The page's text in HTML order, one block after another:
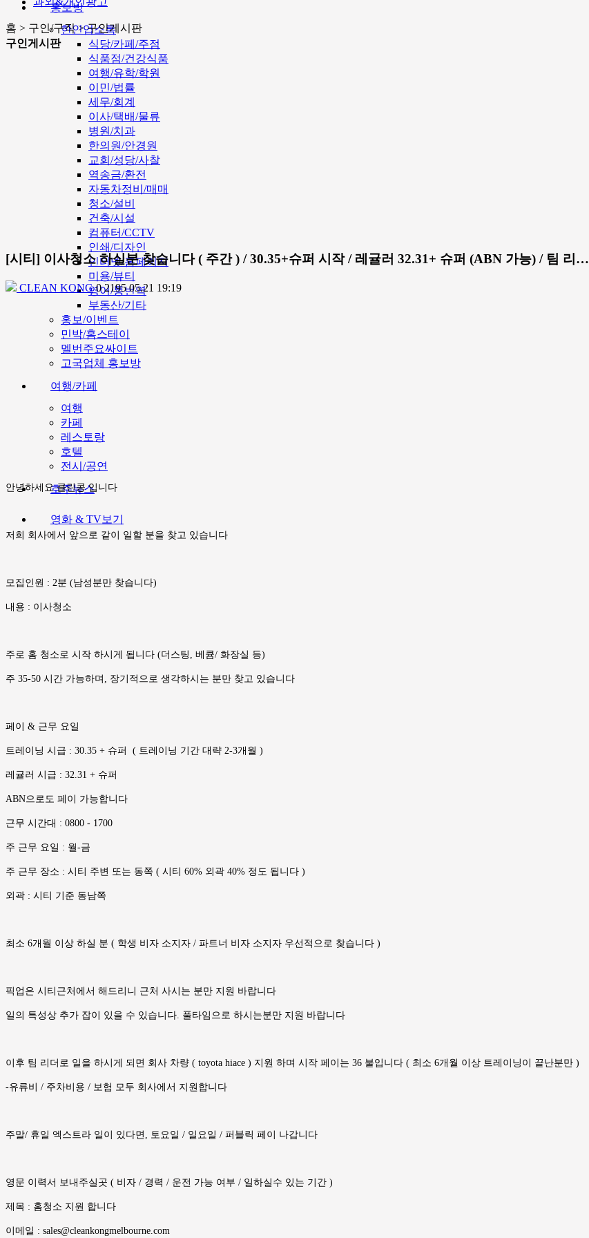
홍보방
한인업소록
식당/카페/주점
식품점/건강식품
여행/유학/학원
이민/법률
세무/회계
이사/택배/물류
병원/치과
한의원/안경원
교회/성당/사찰
역송금/환전
자동차정비/매매
청소/설비
건축/시설
컴퓨터/CCTV
인쇄/디자인
인터넷/홈페이지
미용/뷰티
영어/통번역
부동산/기타
홍보/이벤트
민박/홈스테이
멜번주요싸이트
고국업체 홍보방
여행/카페
여행
카페
레스토랑
호텔
전시/공연
호주뉴스
영화 & TV보기
홈 > 구인/구직 > 구인게시판
구인게시판
[시티] 이사청소 하실분 찾습니다 ( 주간 ) / 30.35+슈퍼 시작 / 레귤러 32.31+ 슈퍼 (ABN 가능) / 팀 리…
CLEAN KONG 0219505.21 19:19
안녕하세요 클린콩 입니다
저희 회사에서 앞으로 같이 일할 분을 찾고 있습니다
모집인원 : 2분 (남성분만 찾습니다)
내용 : 이사청소
주로 홈 청소로 시작 하시게 됩니다 (더스팅, 베큠/ 화장실 등)
주 35-50 시간 가능하며, 장기적으로 생각하시는 분만 찾고 있습니다
페이 & 근무 요일
트레이닝 시급 : 30.35 + 슈퍼 ( 트레이닝 기간 대략 2-3개월 )
레귤러 시급 : 32.31 + 슈퍼
ABN으로도 페이 가능합니다
근무 시간대 : 0800 - 1700
주 근무 요일 : 월-금
주 근무 장소 : 시티 주변 또는 동쪽 ( 시티 60% 외곽 40% 정도 됩니다 )
외곽 : 시티 기준 동남쪽
최소 6개월 이상 하실 분 ( 학생 비자 소지자 / 파트너 비자 소지자 우선적으로 찾습니다 )
픽업은 시티근처에서 해드리니 근처 사시는 분만 지원 바랍니다
일의 특성상 추가 잡이 있을 수 있습니다. 풀타임으로 하시는분만 지원 바랍니다
이후 팀 리더로 일을 하시게 되면 회사 차량 ( toyota hiace ) 지원 하며 시작 페이는 36 불입니다 ( 최소 6개월 이상 트레이닝이 끝난분만 )
-유류비 / 주차비용 / 보험 모두 회사에서 지원합니다
주말/ 휴일 엑스트라 일이 있다면, 토요일 / 일요일 / 퍼블릭 페이 나갑니다
영문 이력서 보내주실곳 ( 비자 / 경력 / 운전 가능 여부 / 일하실수 있는 기간 )
제목 : 홈청소 지원 합니다
이메일 : sales@cleankongmelbourne.com